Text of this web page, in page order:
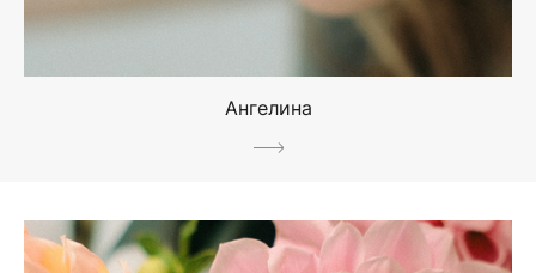
Ангелина